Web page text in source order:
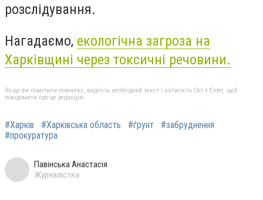
розслідування.
Нагадаємо, екологічна загроза на
Харківщині через токсичні речовини.
Якщо ви помітили помилку, виділіть необхідний текст і натисніть Ctrl + Enter, щоб
повідомити про це редакцію
#Харків #Харківська область #ґрунт
#забруднення
#прокуратура
Павінська Анастасія
Журналістка